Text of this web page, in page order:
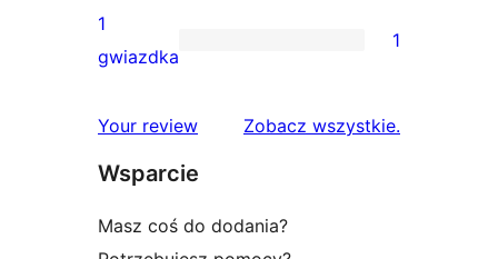
gwiazdkowych
recenzji
2-
1
1-
1
gwiazdka
1
Your review Zobacz wszystkierecenzje
.
Wsparcie
Masz coś do dodania?